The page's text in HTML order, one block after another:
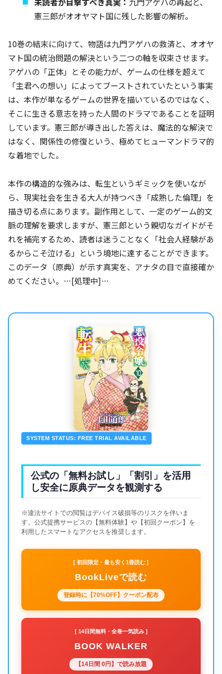
憲三郎がオオヤマト国に残した影響の解析。
10巻の結末に向けて、物語は九門アゲハの救済と、オオヤ
マト国の統治問題の解決という二つの軸を収束させます。
アゲハの「正体」とその能力が、ゲームの仕様を超えて
「主君への想い」によってブーストされていたという事実
は、本作が単なるゲームの世界を描いているのではなく、
そこに生きる意志を持った人間のドラマであることを証明
しています。憲三郎が導き出した答えは、魔法的な解決で
はなく、関係性の修復という、極めてヒューマンドラマ的
な着地でした。
本作の構造的な強みは、転生というギミックを使いなが
ら、現実社会を生きる大人が持つべき「成熟した倫理」を
描き切る点にあります。副作用として、一定のゲーム的文
脈の理解を要求しますが、憲三郎という親切なガイドがそ
れを補完するため、読者は迷うことなく「社会人経験があ
るからこそ泣ける」という境地に達することができます。
このデータ（原典）が示す真実を、アナタの目で直接確か
めてください。…[処理中]…
SYSTEM STATUS: FREE TRIAL AVAILABLE
公式の「無料お試し」「割引」を活用
し安全に原典データを観測する
※違法サイトでの閲覧はデバイス破損等のリスクを伴いま
す。公式提携サービスの【無料体験】や【初回クーポン】を
利用したスマートなアクセスを推奨します。
[ 初回限定・最も安く1冊読む ]
BookLiveで読む
登録時に【70%OFF】クーポン配布
[ 14日間無料・全巻一気読み ]
BOOK WALKER
【14日間 0円】で読み放題